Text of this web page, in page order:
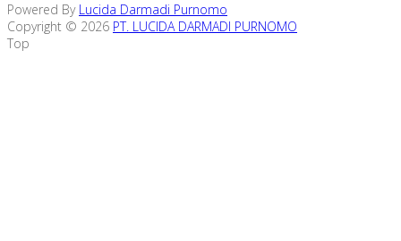
Powered By Lucida Darmadi Purnomo
Copyright © 2026 PT. LUCIDA DARMADI PURNOMO
Top